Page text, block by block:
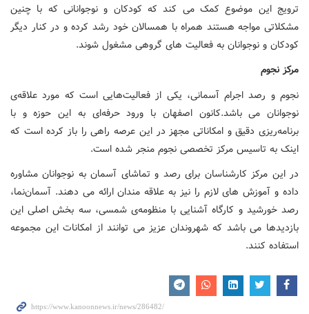
ترویج این موضوع کمک می کند که کودکان و نوجوانانی که با چنین
مشکلاتی مواجه هستند همراه با همسالان خود رشد کرده و در کنار دیگر
کودکان و نوجوانان به فعالیت های گروهی مشغول شوند.
مرکز نجوم
نجوم و رصد اجرام آسمانی، یکی از فعالیت‌هایی است که مورد علاقه‌ی
نوجوانان می باشد.کانون اصفهان با ورود حرفه‌ای به این حوزه و با
برنامه‌ریزی دقیق و امکاناتی مجهز در این عرصه راهی را باز کرده است که
اینک به تاسیس مرکز تخصصی نجوم منجر شده است.
در این مرکز کارشناسان برای رصد و تماشای آسمان به نوجوانان مشاوره
داده و آموزش های لازم را نیز به علاقه مندان ارائه می دهند. آسمان‌نما،
رصد خورشید و کارگاه آشنایی با منظومه‌ی شمسی، سه بخش اصلی این
بازدیدها می باشد که شهروندان عزیز می توانند از امکانات این مجموعه
استفاده کنند.